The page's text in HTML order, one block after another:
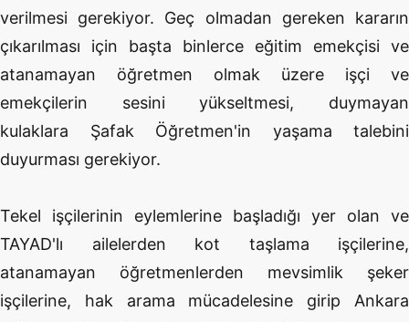
verilmesi gerekiyor. Geç olmadan gereken kararın
çıkarılması için başta binlerce eğitim emekçisi ve
atanamayan öğretmen olmak üzere işçi ve
emekçilerin sesini yükseltmesi, duymayan
kulaklara Şafak Öğretmen'in yaşama talebini
duyurması gerekiyor.
Tekel işçilerinin eylemlerine başladığı yer olan ve
TAYAD'lı ailelerden kot taşlama işçilerine,
atanamayan öğretmenlerden mevsimlik şeker
işçilerine, hak arama mücadelesine girip Ankara